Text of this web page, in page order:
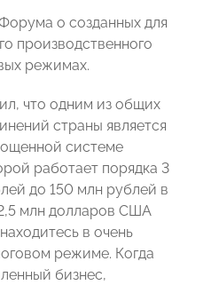
о созданных для
производственного
режимах.
что одним из общих
страны является
системе
работает порядка 3
до 150 млн рублей в
млн долларов США
в очень
режиме. Когда
бизнес,